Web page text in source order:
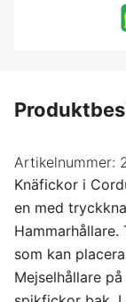
C56
C58
C60
C62
Artikelnummer:
Knäfickor i
en med
som kan
Mejselhållare